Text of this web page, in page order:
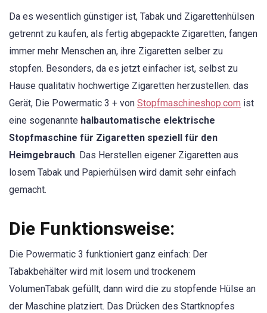
Da es wesentlich günstiger ist, Tabak und Zigarettenhülsen
getrennt zu kaufen, als fertig abgepackte Zigaretten, fangen
immer mehr Menschen an, ihre Zigaretten selber zu
stopfen. Besonders, da es jetzt einfacher ist, selbst zu
Hause qualitativ hochwertige Zigaretten herzustellen. das
Gerät, Die Powermatic 3 + von Stopfmaschineshop.com ist
eine sogenannte halbautomatische elektrische
Stopfmaschine für Zigaretten ​​speziell für den
Heimgebrauch. Das Herstellen eigener Zigaretten aus
losem Tabak und Papierhülsen wird damit sehr einfach
gemacht.
Die Funktionsweise:
Die Powermatic 3 funktioniert ganz einfach: Der
Tabakbehälter wird mit losem und trockenem
VolumenTabak gefüllt, dann wird die zu stopfende Hülse an
der Maschine platziert. Das Drücken des Startknopfes